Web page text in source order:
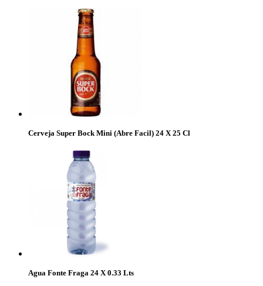
Cerveja Super Bock Mini (Abre Facil) 24 X 25 Cl
Agua Fonte Fraga 24 X 0.33 Lts